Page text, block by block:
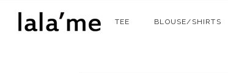
TEE BLOUSE/SHIRTS